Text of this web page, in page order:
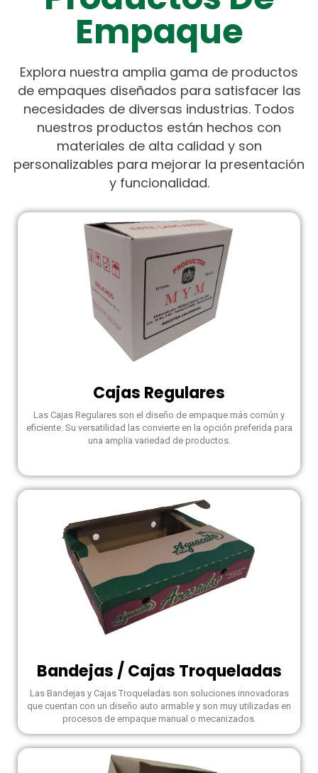
Empaque
Explora nuestra amplia gama de productos
de empaques diseñados para satisfacer las
necesidades de diversas industrias. Todos
nuestros productos están hechos con
materiales de alta calidad y son
personalizables para mejorar la presentación
y funcionalidad.
Cajas Regulares
Las Cajas Regulares son el diseño de empaque más común y
eficiente. Su versatilidad las convierte en la opción preferida para
una amplia variedad de productos.
Bandejas / Cajas Troqueladas
Las Bandejas y Cajas Troqueladas son soluciones innovadoras
que cuentan con un diseño auto armable y son muy utilizadas en
procesos de empaque manual o mecanizados.